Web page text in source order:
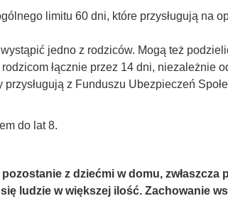
limitu 60 dni, które przysługują na
jedno z rodziców. Mogą też
łącznie przez 14 dni, niezależnie
z Funduszu Ubezpieczeń
do lat 8.
z dziećmi w domu, zwłaszcza
ludzie w większej ilość. Zachowanie